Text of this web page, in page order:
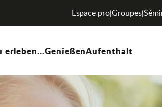
Espace pro|Groupes|
erleben...GenießenAufenthalt